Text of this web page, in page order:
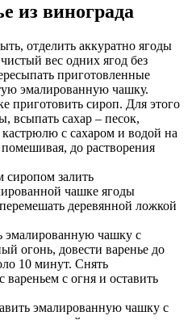
из винограда
отделить аккуратно ягоды
вес одних ягод без
приготовленные
эмалированную чашку.
приготовить сироп. Для этого
всыпать сахар – песок,
с сахаром и водой на
помешивая, до растворения
залить
чашке ягоды
деревянной ложкой
эмалированную чашку с
огонь, довести варенье до
10 минут. Снять
с огня и оставить
эмалированную чашку с